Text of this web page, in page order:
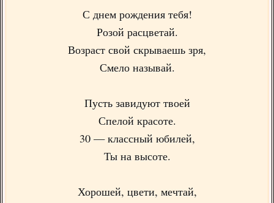
С днем рождения тебя!
Розой расцветай.
Возраст свой скрываешь зря,
Смело называй.
Пусть завидуют твоей
Спелой красоте.
30 — классный юбилей,
Ты на высоте.
Хорошей, цвети, мечтай,